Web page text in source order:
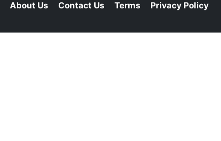
About Us Contact Us Terms Privacy Policy